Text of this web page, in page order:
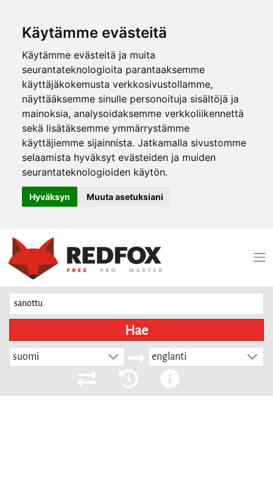
Käytämme evästeitä
Käytämme evästeitä ja muita
seurantateknologioita parantaaksemme
käyttäjäkokemusta verkkosivustollamme,
näyttääksemme sinulle personoituja sisältöjä ja
mainoksia, analysoidaksemme verkkoliikennettä
sekä lisätäksemme ymmärrystämme
käyttäjiemme sijainnista. Jatkamalla sivustomme
selaamista hyväksyt evästeiden ja muiden
seurantateknologioiden käytön.
Hyväksyn Muuta asetuksiani
Hae
suomi englanti